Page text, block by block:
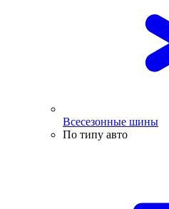
Всесезонные шины
По типу авто